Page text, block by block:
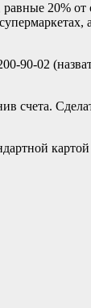
20%
90-02
счета.